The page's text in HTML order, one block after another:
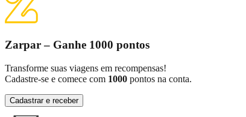
Zarpar – Ganhe 1000 pontos
Transforme suas viagens em recompensas!
Cadastre-se e comece com 1000 pontos na conta.
Cadastrar e receber